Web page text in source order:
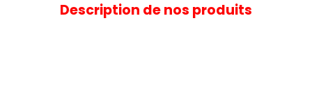
Description de nos produits